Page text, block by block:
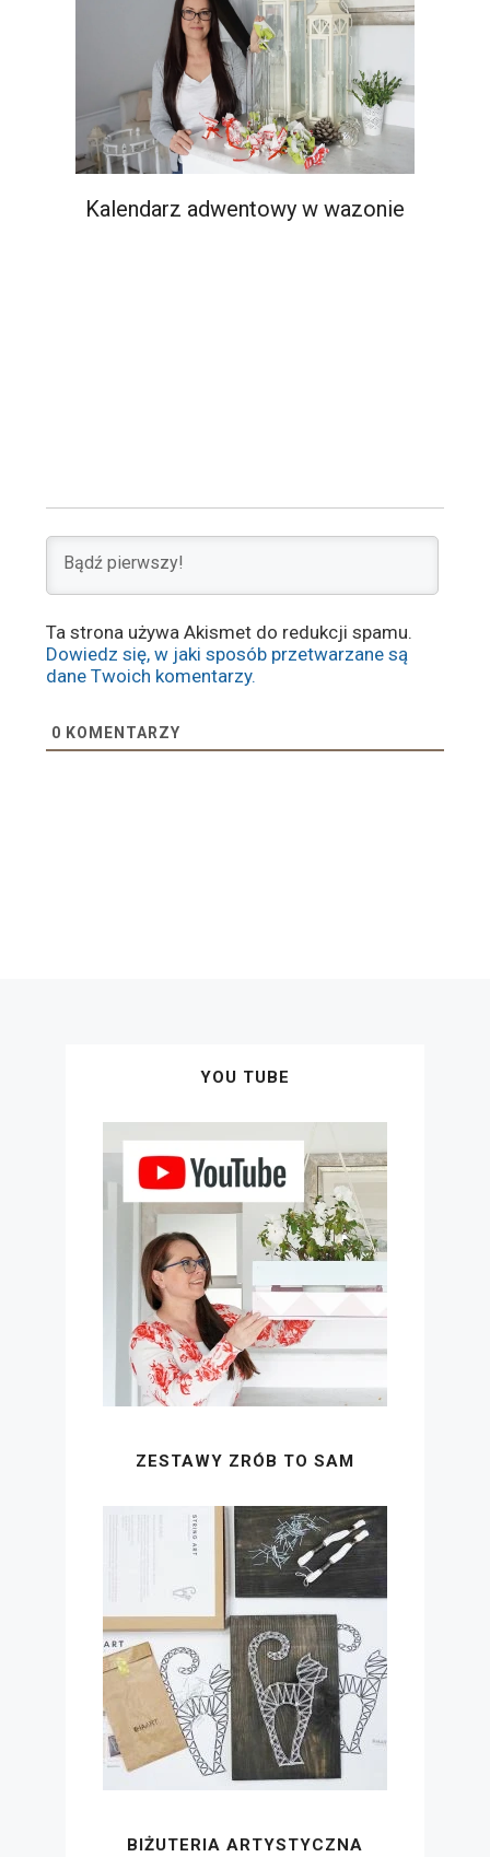
Kalendarz adwentowy w wazonie
Ta strona używa Akismet do redukcji spamu.
Dowiedz się, w jaki sposób przetwarzane są
dane Twoich komentarzy.
0 KOMENTARZY
YOU TUBE
ZESTAWY ZRÓB TO SAM
BIŻUTERIA ARTYSTYCZNA